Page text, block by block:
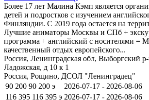
Более 17 лет Малина Кэмп является
детей и подростков c изучением
Финляндии. С 2019 года остается на
Лучшие аниматоры Москвы и СПб +
программа + английский с носителями =
качественный отдых европейского...
Россия, Ленинградская обл, Выборгский
Ладожская, д 10 к 1
Россия, Рощино, ДСОЛ "Ленинградец"
90 200 90 200 э
2026-07-17 - 2026-08-06
116 395 116 395 э 2026-07-17 - 2026-08-06